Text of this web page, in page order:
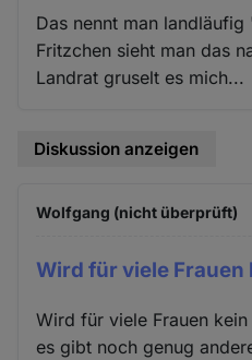
Das nennt man
Fritzchen sieht man das
Landrat gruselt es mich...
Diskussion anzeigen
Wolfgang (nicht überprüft)
Wird für viele Frauen
Wird für viele Frauen
es gibt noch genug